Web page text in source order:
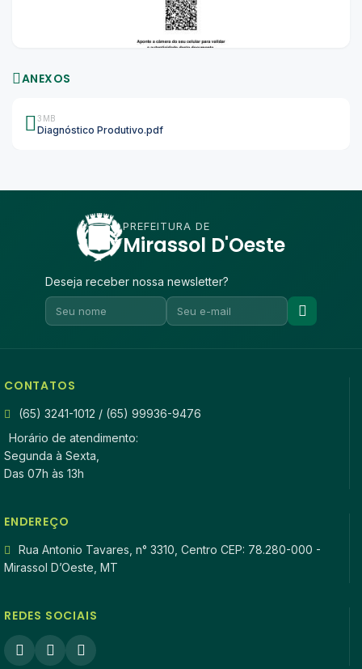
ANEXOS
3MB
Diagnóstico Produtivo.pdf
PREFEITURA DE
Mirassol D'Oeste
Deseja receber nossa newsletter?
CONTATOS
(65) 3241-1012 / (65) 99936-9476
Horário de atendimento:
Segunda à Sexta,
Das 07h às 13h
ENDEREÇO
Rua Antonio Tavares, n° 3310, Centro CEP: 78.280-000 -
Mirassol D’Oeste, MT
REDES SOCIAIS